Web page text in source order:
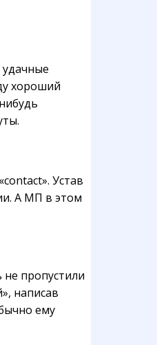
хороший
Устав
А МП в этом
пропустили
написав
ему